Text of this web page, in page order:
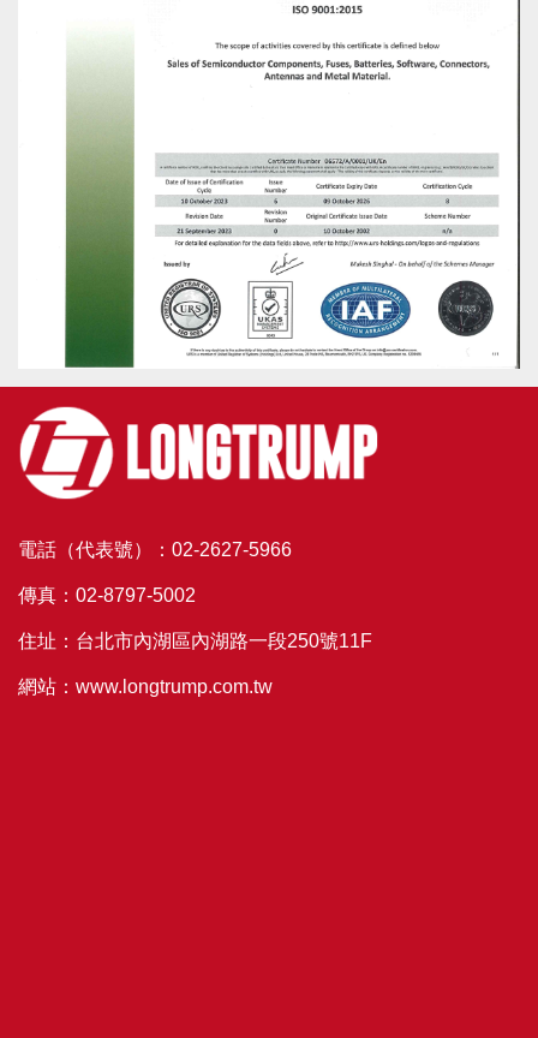
電話（代表號）：02-2627-5966
傳真：02-8797-5002
住址：台北市內湖區內湖路一段250號11F
網站：www.longtrump.com.tw